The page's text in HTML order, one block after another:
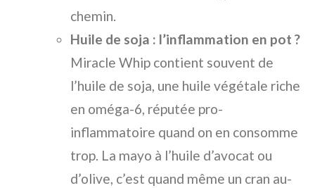
chemin.
Huile de soja : l’inflammation en pot ?
Miracle Whip contient souvent de
l’huile de soja, une huile végétale riche
en oméga-6, réputée pro-
inflammatoire quand on en consomme
trop. La mayo à l’huile d’avocat ou
d’olive, c’est quand même un cran au-